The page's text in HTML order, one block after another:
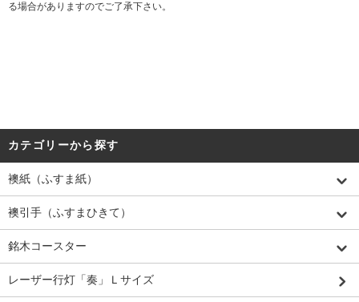
る場合がありますのでご了承下さい。
カテゴリーから探す
襖紙（ふすま紙）
襖引手（ふすまひきて）
銘木コースター
レーザー行灯「奏」Ｌサイズ